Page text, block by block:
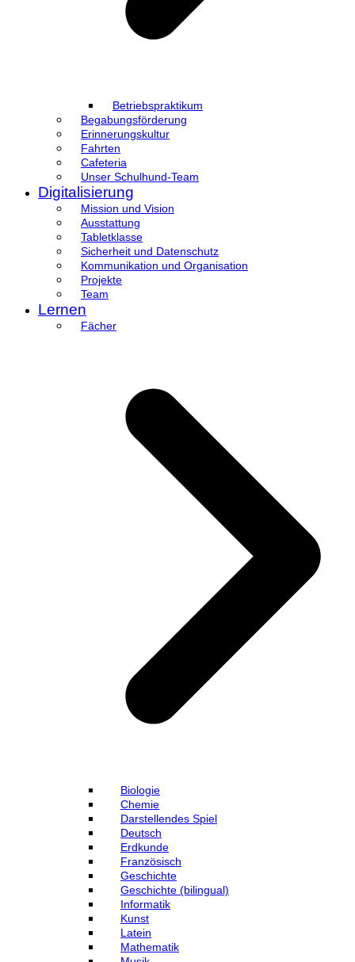
Betriebspraktikum
Begabungsförderung
Erinnerungskultur
Fahrten
Cafeteria
Unser Schulhund-Team
Digitalisierung
Mission und Vision
Ausstattung
Tabletklasse
Sicherheit und Datenschutz
Kommunikation und Organisation
Projekte
Team
Lernen
Fächer
Biologie
Chemie
Darstellendes Spiel
Deutsch
Erdkunde
Französisch
Geschichte
Geschichte (bilingual)
Informatik
Kunst
Latein
Mathematik